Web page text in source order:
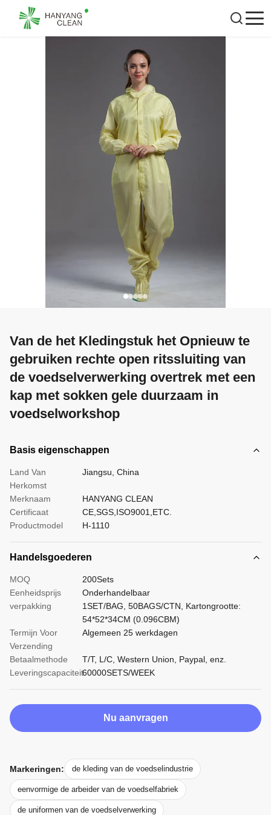
Van de het Kledingstuk het Opnieuw te
gebruiken rechte open ritssluiting van
de voedselverwerking overtrek met een
kap met sokken gele duurzaam in
voedselworkshop
Basis eigenschappen
Land Van
Herkomst
Jiangsu, China
Merknaam
HANYANG CLEAN
Certificaat
CE,SGS,ISO9001,ETC.
Productmodel
H-1110
Handelsgoederen
MOQ
200Sets
Eenheidsprijs
Onderhandelbaar
verpakking
1SET/BAG, 50BAGS/CTN, Kartongrootte:
54*52*34CM (0.096CBM)
Termijn Voor
Verzending
Algemeen 25 werkdagen
Betaalmethode
T/T, L/C, Western Union, Paypal, enz.
Leveringscapaciteit60000SETS/WEEK
Nu aanvragen
Markeringen: de kleding van de voedselindustrie
eenvormige de arbeider van de voedselfabriek
de uniformen van de voedselverwerking